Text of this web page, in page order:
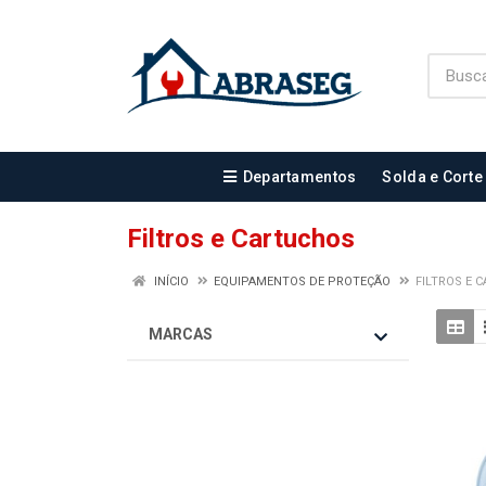
Departamentos Solda e Corte
Filtros e Cartuchos
INÍCIO EQUIPAMENTOS DE PROTEÇÃO FILTROS E
MARCAS